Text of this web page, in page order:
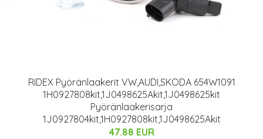
RIDEX Pyöränlaakerit VW,AUDI,SKODA 654W1091
1H0927808kit,1J0498625Akit,1J0498625kit
Pyöränlaakerisarja
1J0927804kit,1H0927808kit,1J0498625Akit
47.88 EUR